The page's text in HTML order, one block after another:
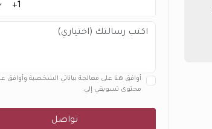
أوافق هنا على معالجة بياناتي الشخصية وأوافق
محتوى تسويقي إلي.
تواصل